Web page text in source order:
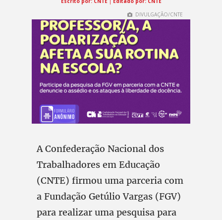
DIVULGAÇÃO/CNTE
A Confederação Nacional dos
Trabalhadores em Educação
(CNTE) firmou uma parceria com
a Fundação Getúlio Vargas (FGV)
para realizar uma pesquisa para